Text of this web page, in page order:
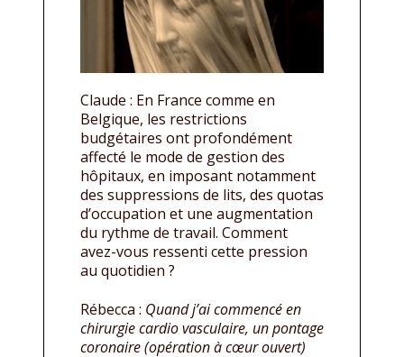
Claude : En France comme en
Belgique, les restrictions
budgétaires ont profondément
affecté le mode de gestion des
hôpitaux, en imposant notamment
des suppressions de lits, des quotas
d’occupation et une augmentation
du rythme de travail. Comment
avez-vous ressenti cette pression
au quotidien ?
Rébecca : Quand j’ai commencé en
chirurgie cardio vasculaire, un pontage
coronaire (opération à cœur ouvert)